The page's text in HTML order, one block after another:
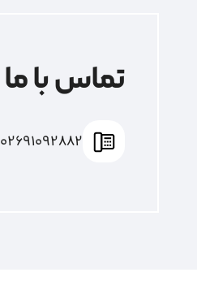
تماس با ما
02691092882